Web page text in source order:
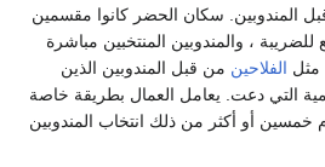
المندوبين. سكان الحضر كانوا مقسمين
للضريبة ، والمندوبين المنتخبين مباشرة
مثل الفلاحين من قبل المندوبين الذين
التي دعت. يعامل العمال بطريقة خاصة
أو أكثر من ذلك انتخاب المندوبين